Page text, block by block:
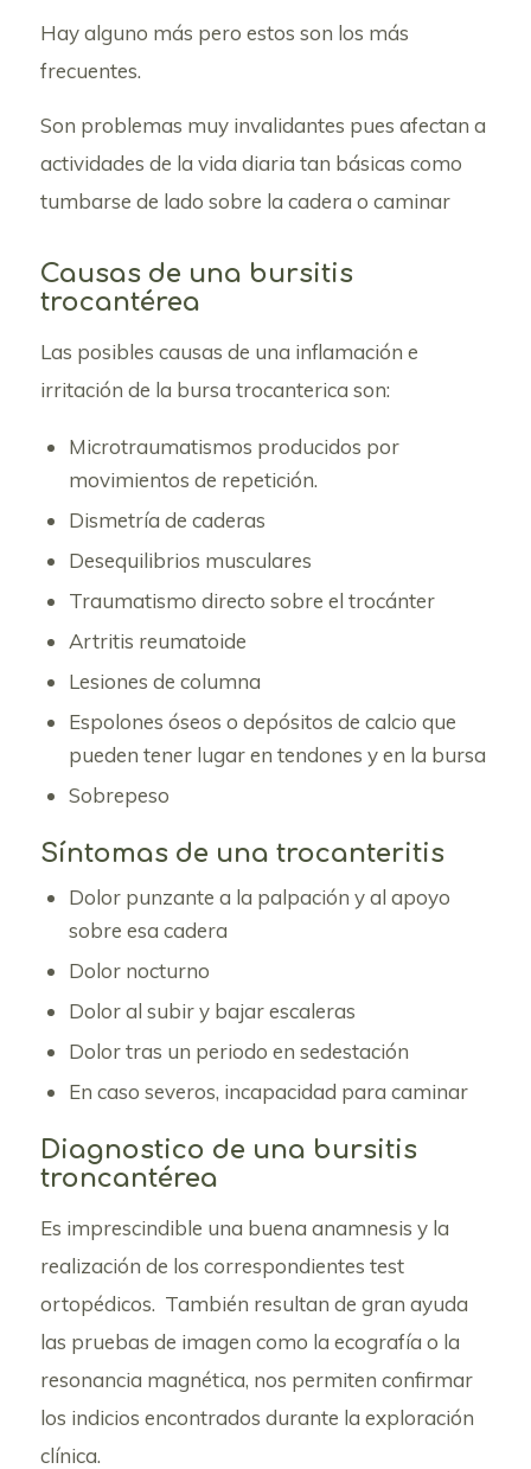
Hay alguno más pero estos son los más
frecuentes.
Son problemas muy invalidantes pues afectan a
actividades de la vida diaria tan básicas como
tumbarse de lado sobre la cadera o caminar
Causas de una bursitis
trocantérea
Las posibles causas de una inflamación e
irritación de la bursa trocanterica son:
Microtraumatismos producidos por
movimientos de repetición.
Dismetría de caderas
Desequilibrios musculares
Traumatismo directo sobre el trocánter
Artritis reumatoide
Lesiones de columna
Espolones óseos o depósitos de calcio que
pueden tener lugar en tendones y en la bursa
Sobrepeso
Síntomas de una trocanteritis
Dolor punzante a la palpación y al apoyo
sobre esa cadera
Dolor nocturno
Dolor al subir y bajar escaleras
Dolor tras un periodo en sedestación
En caso severos, incapacidad para caminar
Diagnostico de una bursitis
troncantérea
Es imprescindible una buena anamnesis y la
realización de los correspondientes test
ortopédicos. También resultan de gran ayuda
las pruebas de imagen como la ecografía o la
resonancia magnética, nos permiten confirmar
los indicios encontrados durante la exploración
clínica.